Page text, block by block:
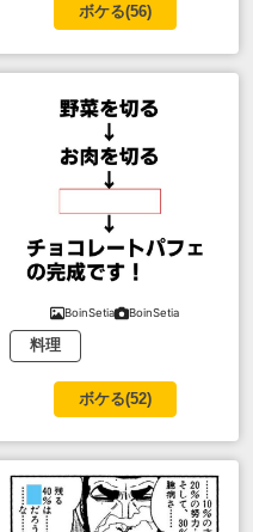
ボケる(56)
BoinSetia BoinSetia
料理
ボケる(52)